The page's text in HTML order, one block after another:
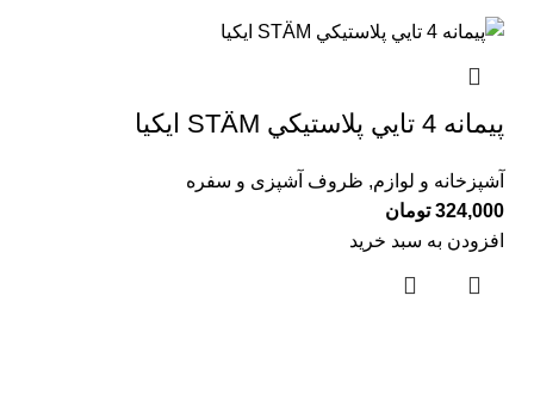
پيمانه 4 تايي پلاستيكي STÄM ايكيا
آشپزخانه و لوازم, ظروف آشپزی و سفره
324,000 تومان
افزودن به سبد خرید